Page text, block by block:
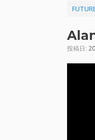
投稿日: